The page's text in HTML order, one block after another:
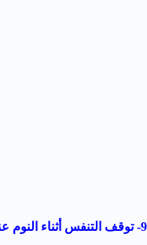
9- توقف التنفس أثناء النوم عند الرضع